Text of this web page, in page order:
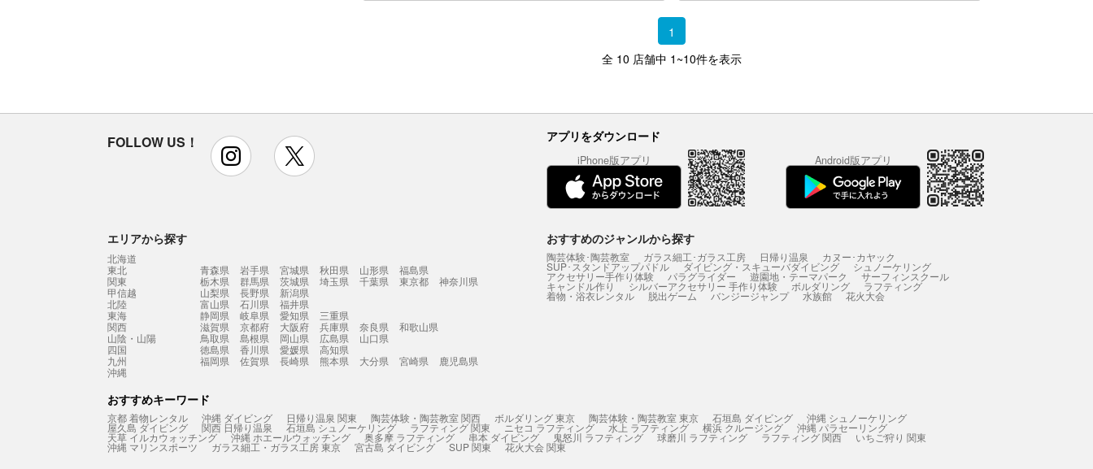
1
全 10 店舗中 1~10件を表示
FOLLOW US！ instagram アプリをダウンロード
iPhone版アプリ Android版アプリ
エリアから探す
北海道
東北
青森県 岩手県 宮城県 秋田県 山形県
福島県
関東
栃木県 群馬県 茨城県 埼玉県 千葉県 東京都
神奈川県
甲信越
山梨県 長野県
新潟県
北陸
富山県 石川県
福井県
東海
静岡県 岐阜県 愛知県
三重県
関西
滋賀県 京都府 大阪府 兵庫県 奈良県
和歌山県
山陰・山陽
鳥取県 島根県 岡山県 広島県
山口県
四国
徳島県 香川県 愛媛県
高知県
九州
福岡県 佐賀県 長崎県 熊本県 大分県 宮崎県
鹿児島県
沖縄
おすすめのジャンルから探す
陶芸体験･陶芸教室 ガラス細工･ガラス工房 日帰り温泉 カヌー･カヤック
SUP･スタンドアップパドル ダイビング・スキューバダイビング シュノーケリング
アクセサリー手作り体験 パラグライダー 遊園地・テーマパーク サーフィンスクール
キャンドル作り シルバーアクセサリー 手作り体験 ボルダリング ラフティング
着物・浴衣レンタル 脱出ゲーム バンジージャンプ 水族館 花火大会
おすすめキーワード
京都 着物レンタル 沖縄 ダイビング 日帰り温泉 関東 陶芸体験・陶芸教室 関西 ボルダリング 東京 陶芸体験・陶芸教室 東京 石垣島 ダイビング 沖縄 シュノーケリング
屋久島 ダイビング 関西 日帰り温泉 石垣島 シュノーケリング ラフティング 関東 ニセコ ラフティング 水上 ラフティング 横浜 クルージング 沖縄 パラセーリング
天草 イルカウォッチング 沖縄 ホエールウォッチング 奥多摩 ラフティング 串本 ダイビング 鬼怒川 ラフティング 球磨川 ラフティング ラフティング 関西 いちご狩り 関東
沖縄 マリンスポーツ ガラス細工・ガラス工房 東京 宮古島 ダイビング SUP 関東 花火大会 関東